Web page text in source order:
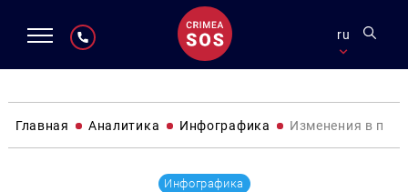
ru
Главная Аналитика Инфографика Изменения в
Инфографика